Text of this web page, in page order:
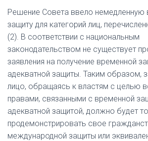
Решение Совета ввело немедленную
защиту для категорий лиц,
(2). В соответствии с национальным
законодательством не существует
заявления на получение временной
адекватной защиты. Таким образом,
лицо, обращаясь к властям с целью
правами, связанными с временной
адекватной защитой, должно будет
продемонстрировать свое
международной защиты или